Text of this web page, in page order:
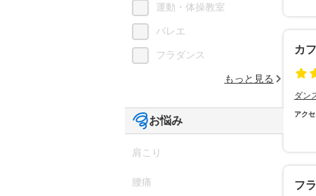
カ
ダン
アク
フ
運動・体操教室
バレエ
フラダンス
もっと見る
お悩み
肩こり
腰痛